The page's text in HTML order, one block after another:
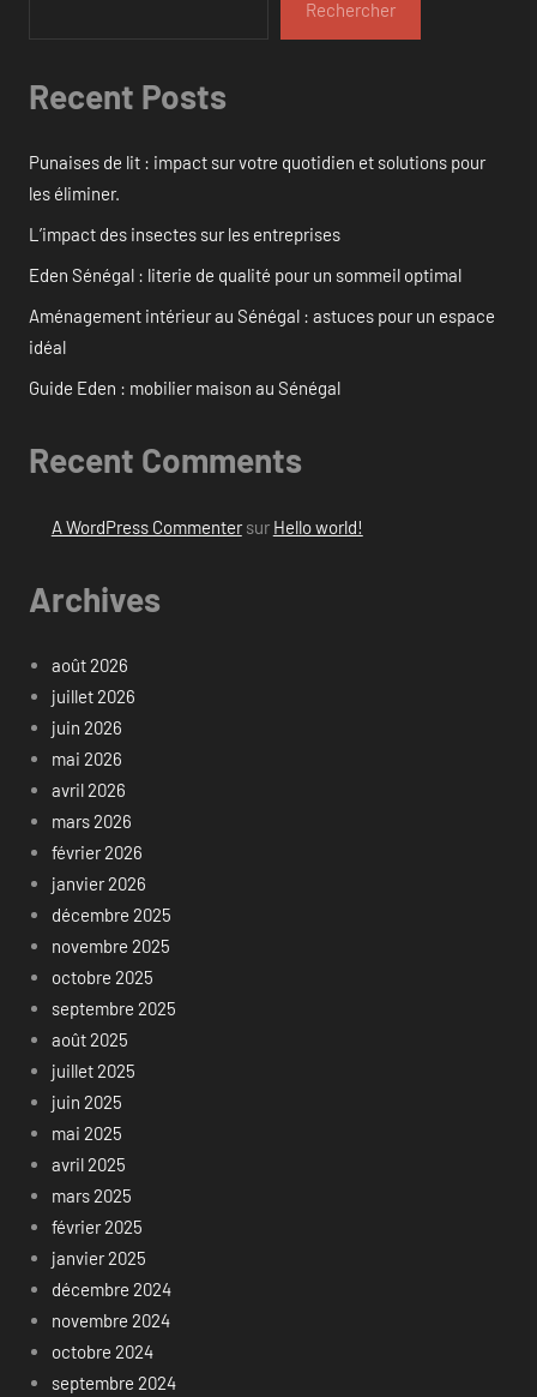
Rechercher
Recent Posts
Punaises de lit : impact sur votre quotidien et solutions pour
les éliminer.
L’impact des insectes sur les entreprises
Eden Sénégal : literie de qualité pour un sommeil optimal
Aménagement intérieur au Sénégal : astuces pour un espace
idéal
Guide Eden : mobilier maison au Sénégal
Recent Comments
A WordPress Commentersur Hello world!
Archives
août 2026
juillet 2026
juin 2026
mai 2026
avril 2026
mars 2026
février 2026
janvier 2026
décembre 2025
novembre 2025
octobre 2025
septembre 2025
août 2025
juillet 2025
juin 2025
mai 2025
avril 2025
mars 2025
février 2025
janvier 2025
décembre 2024
novembre 2024
octobre 2024
septembre 2024